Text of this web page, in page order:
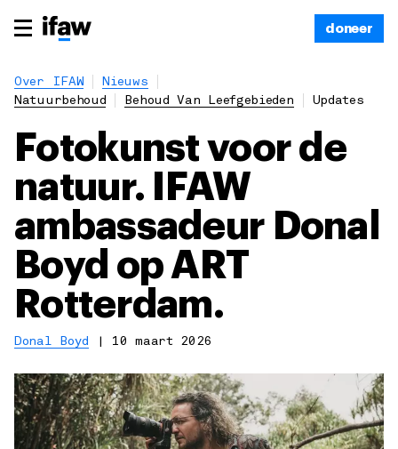
doneer
Over IFAW
Nieuws
Natuurbehoud
Behoud Van Leefgebieden Updates
Fotokunst voor de
natuur. IFAW
ambassadeur Donal
Boyd op ART
Rotterdam.
Donal Boyd 10 maart 2026